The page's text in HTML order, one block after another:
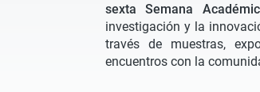
sexta Semana
investigación y la
través de muestras,
encuentros con la